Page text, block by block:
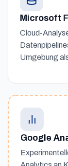
Microsoft
Cloud-
Umgebung
Google